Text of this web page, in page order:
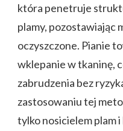
która penetruje
plamy, pozostawiając
oczyszczone. Pianie
wklepanie w tkaninę,
zabrudzenia bez
zastosowaniu tej
tylko nosicielem plam